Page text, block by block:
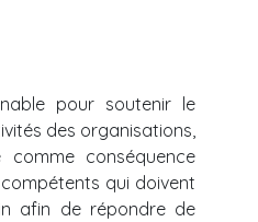
pour soutenir le
des organisations,
conséquence
qui doivent
afin de répondre de